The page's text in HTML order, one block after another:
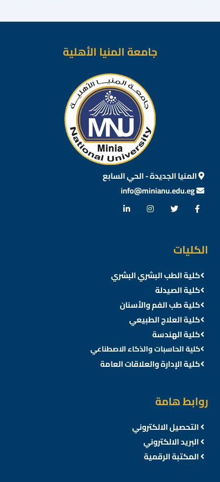
جامعة المنيا الأهلية
المنيا الجديدة - الحي السابع
الكليات
كلية الطب البشري البشري
كلية الصيدلة
كلية طب الفم والأسنان
كلية العلاج الطبيعي
كلية الهندسة
كلية الحاسبات والذكاء الاصطناعي
كلية الإدارة والعلاقات العامة
روابط هامة
التحصيل الالكتروني
البريد الالكتروني
المكتبة الرقمية